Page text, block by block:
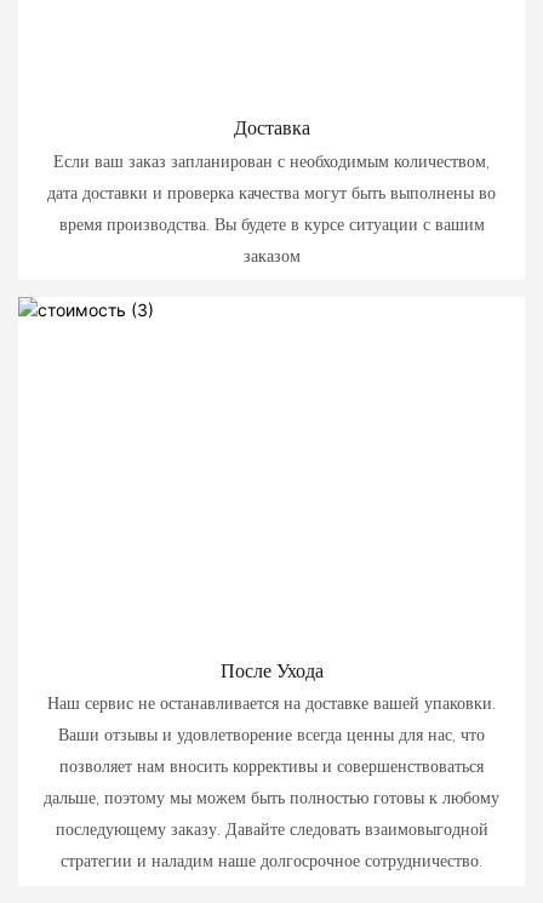
Доставка
Если ваш заказ запланирован с необходимым количеством,
дата доставки и проверка качества могут быть выполнены во
время производства. Вы будете в курсе ситуации с вашим
заказом
После Ухода
Наш сервис не останавливается на доставке вашей упаковки.
Ваши отзывы и удовлетворение всегда ценны для нас, что
позволяет нам вносить коррективы и совершенствоваться
дальше, поэтому мы можем быть полностью готовы к любому
последующему заказу. Давайте следовать взаимовыгодной
стратегии и наладим наше долгосрочное сотрудничество.